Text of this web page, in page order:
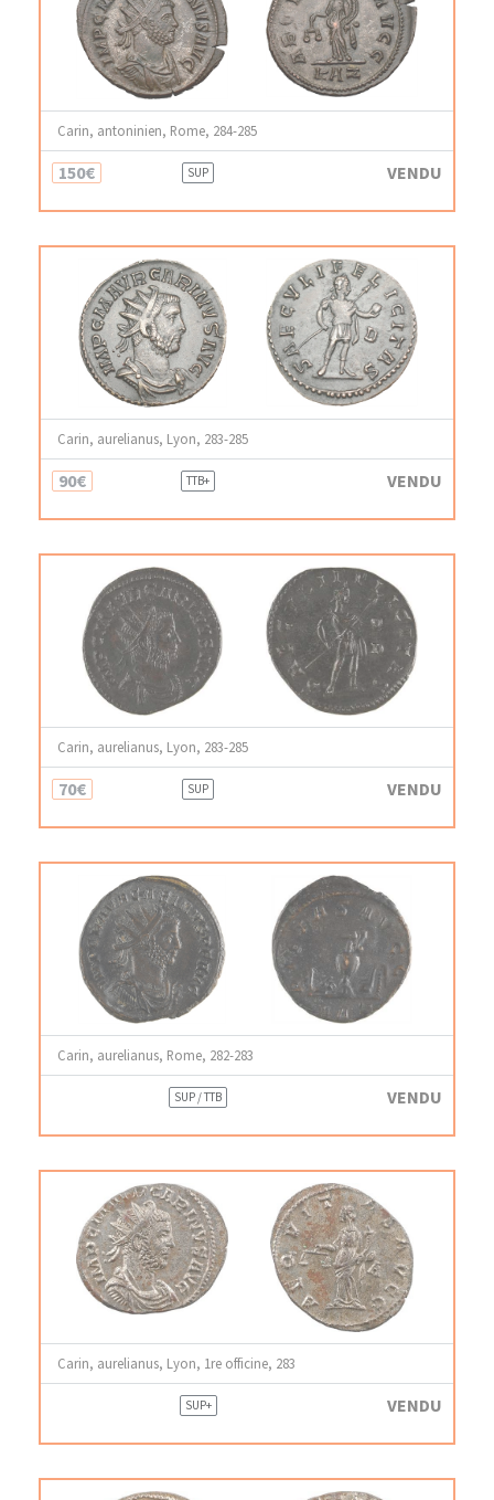
Carin, antoninien, Rome, 284-285
150€ SUP VENDU
Carin, aurelianus, Lyon, 283-285
90€ TTB+ VENDU
Carin, aurelianus, Lyon, 283-285
70€ SUP VENDU
Carin, aurelianus, Rome, 282-283
SUP / TTB VENDU
Carin, aurelianus, Lyon, 1re officine, 283
SUP+ VENDU